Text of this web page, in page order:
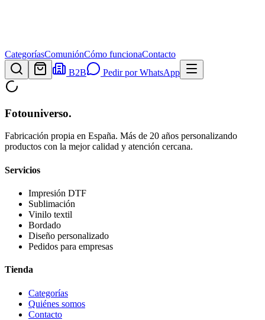
CategoríasComuniónCómo funcionaContacto
B2B
Pedir por WhatsApp
Fotouniverso.
Fabricación propia en España. Más de 20 años personalizando
productos con la mejor calidad y atención cercana.
Servicios
Impresión DTF
Sublimación
Vinilo textil
Bordado
Diseño personalizado
Pedidos para empresas
Tienda
Categorías
Quiénes somos
Contacto